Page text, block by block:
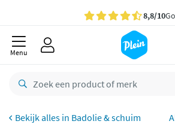
Gratisbezorging vanaf
besteld,
Gratisretourneren
CO2 neutraal
Menu
Badolie & schuim